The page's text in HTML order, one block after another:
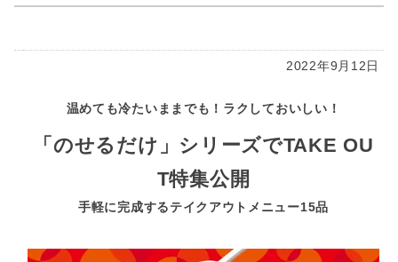
2022年9月12日
温めても冷たいままでも！ラクしておいしい！
「のせるだけ」シリーズでTAKE OU
T特集公開
手軽に完成するテイクアウトメニュー15品